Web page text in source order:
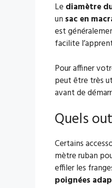
Le diamètre
un sac en
est
facilite
Pour affiner
peut être très
avant de
Quels
Certains
mètre ruban
effiler les
poignées